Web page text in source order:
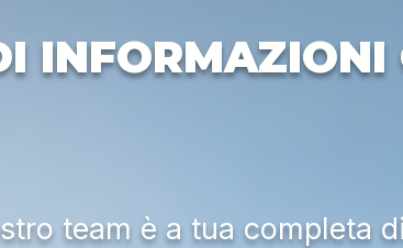
INFORMAZIONI
team è a tua completa